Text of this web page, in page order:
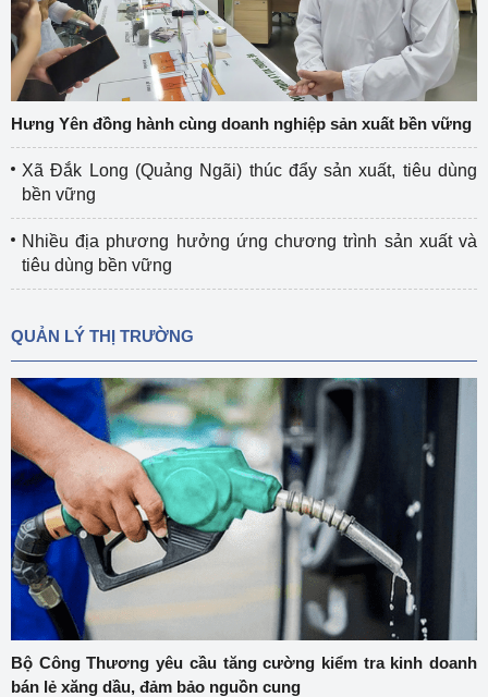
Hưng Yên đồng hành cùng doanh nghiệp sản xuất bền vững
Xã Đắk Long (Quảng Ngãi) thúc đẩy sản xuất, tiêu dùng
bền vững
Nhiều địa phương hưởng ứng chương trình sản xuất và
tiêu dùng bền vững
QUẢN LÝ THỊ TRƯỜNG
Bộ Công Thương yêu cầu tăng cường kiểm tra kinh doanh
bán lẻ xăng dầu, đảm bảo nguồn cung